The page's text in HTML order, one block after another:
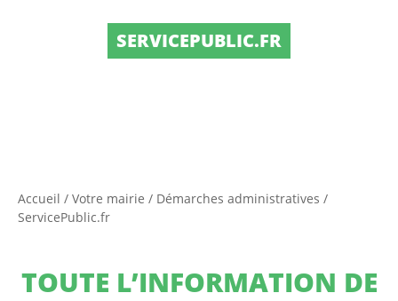
SERVICEPUBLIC.FR
Accueil / Votre mairie / Démarches administratives /
ServicePublic.fr
TOUTE L’INFORMATION DE